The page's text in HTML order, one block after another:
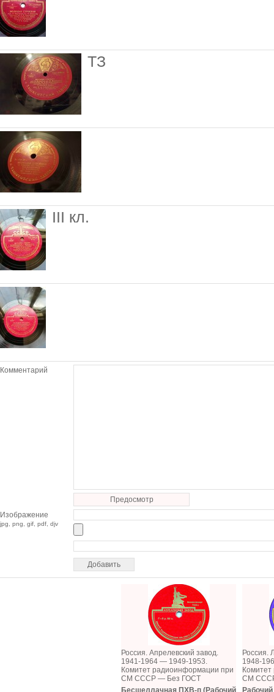
ТЗ
III кл.
Комментарий
Предосмотр
Изображение
jpg, png, gif, pdf, djv
Россия. Апрелевский завод.
1941-1964 — 1949-1953.
Комитет радиоинформации при
СМ СССР — Без ГОСТ
Бесшеллачная ПХВ-п (Рабочий
Россия.
1948-
СМ